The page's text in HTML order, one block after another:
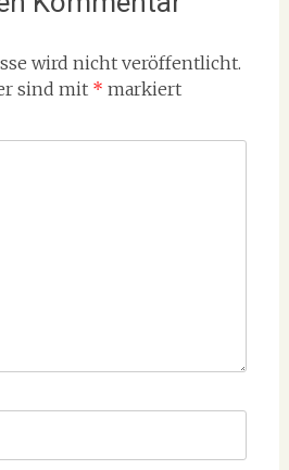
wird nicht veröffentlicht.
sind mit * markiert